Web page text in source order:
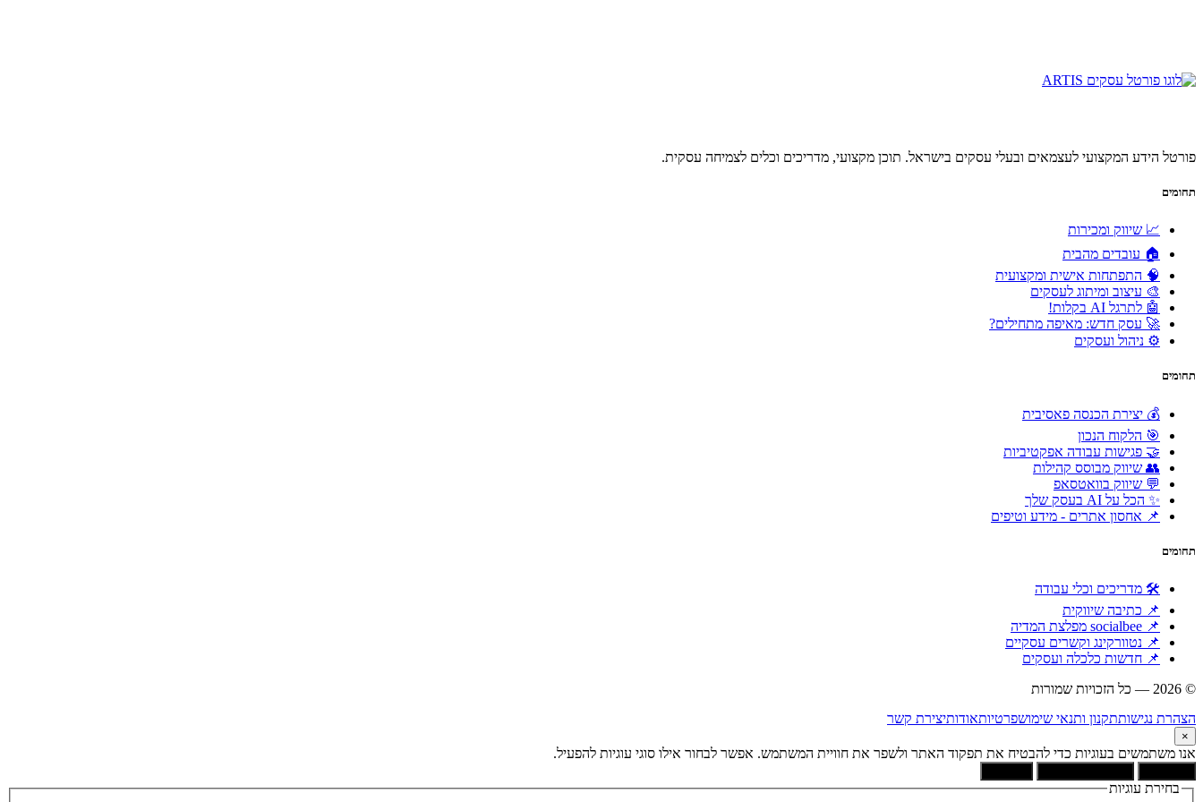
פורטל הידע המקצועי לעצמאים ובעלי עסקים בישראל. תוכן מקצועי, מדריכים וכלים לצמיחה עסקית.
תחומים
📈 שיווק ומכירות
🏠 עובדים מהבית
🧠 התפתחות אישית ומקצועית
🎨 עיצוב ומיתוג לעסקים
🤖 לתרגל AI בקלות!
🚀 עסק חדש: מאיפה מתחילים?
⚙️ ניהול ועסקים
תחומים
💰 יצירת הכנסה פאסיבית
🎯 הלקוח הנכון
🤝 פגישות עבודה אפקטיביות
👥 שיווק מבוסס קהילות
💬 שיווק בוואטסאפ
✨ הכל על AI בעסק שלך
📌 אחסון אתרים - מידע וטיפים
תחומים
🛠 מדריכים וכלי עבודה
📌 כתיבה שיווקית
📌 socialbee מפלצת המדיה
📌 נטוורקינג וקשרים עסקיים
📌 חדשות כלכלה ועסקים
© 2026 — כל הזכויות שמורות
הצהרת נגישותתקנון ותנאי שימושפרטיותאודותיצירת קשר
×
אנו משתמשים בעוגיות כדי להבטיח את תפקוד האתר ולשפר את חוויית המשתמש. אפשר לבחור אילו סוגי עוגיות להפעיל.
בחירת עוגיות